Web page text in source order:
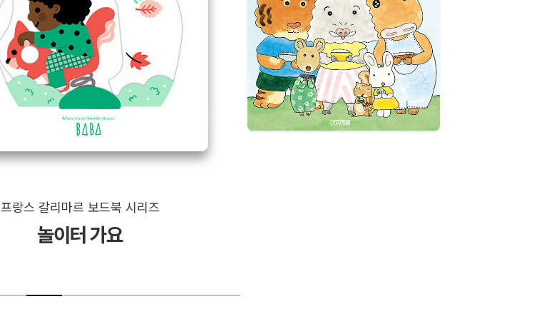
프랑스 갈리마르 보드북 시리즈
놀이터 가요